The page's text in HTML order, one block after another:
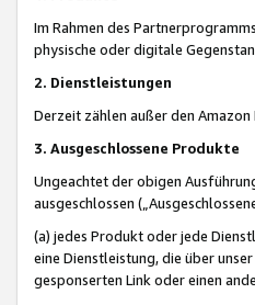
Im Rahmen des
physische oder digitale
2. Dienstleistungen
Derzeit zählen außer den
3. Ausgeschlossene Produkte
Ungeachtet der obigen
ausgeschlossen
(a) jedes Produkt oder jede
eine Dienstleistung, die über
gesponserten Link oder einen